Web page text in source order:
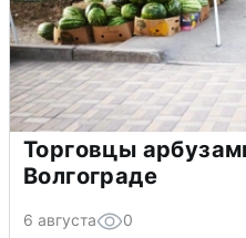
Торговцы
Волгограде
6 августа 0